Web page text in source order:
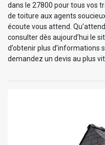
dans le 27800 pour tous vos
de toiture aux agents
écoute vous attend.
consulter dès aujourd’hui le
d’obtenir plus
demandez un devis au plus